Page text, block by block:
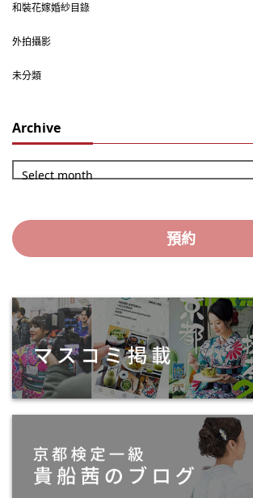
和裝花嫁婚紗目錄
外拍攝影
未分類
Archive
Select month
預約